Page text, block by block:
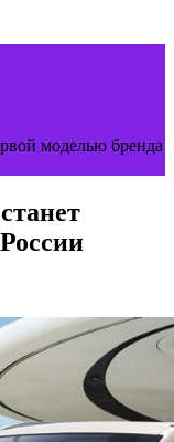
моделью бренда